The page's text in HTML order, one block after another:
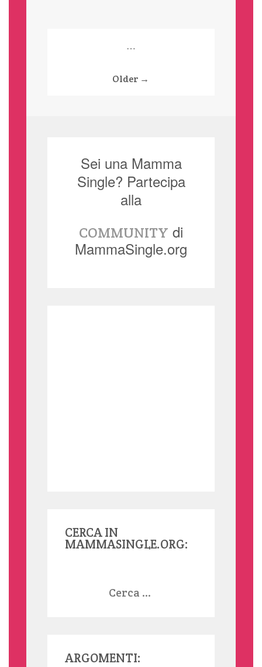
Paginazione
…
Older →
Sei una Mamma
Single? Partecipa
alla
COMMUNITY di
MammaSingle.org
CERCA IN
MAMMASINGLE.ORG:
ARGOMENTI: